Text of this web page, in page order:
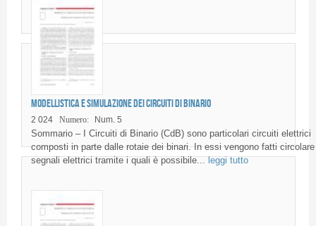
Modellistica e simulazione dei Circuiti di Binario
2 024 Numero: Num. 5
Sommario – I Circuiti di Binario (CdB) sono particolari circuiti elettrici
composti in parte dalle rotaie dei binari. In essi vengono fatti circolare
segnali elettrici tramite i quali è possibile...leggi tutto